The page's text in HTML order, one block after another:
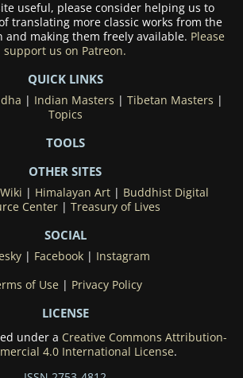
useful, please consider helping us to
translating more classic works from the
making them freely available. Please
support us on Patreon.
QUICK LINKS
Indian Masters Tibetan Masters
Topics
TOOLS
OTHER SITES
Himalayan Art| Buddhist Digital
Center
Treasury of Lives
SOCIAL
| Facebook| Instagram
of Use
Privacy Policy
LICENSE
under a Creative Commons Attribution-
4.0 International License.